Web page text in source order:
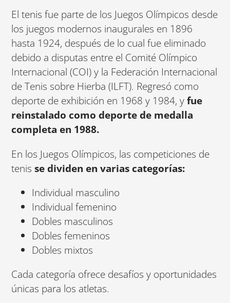
El tenis fue parte de los Juegos Olímpicos desde
los juegos modernos inaugurales en 1896
hasta 1924, después de lo cual fue eliminado
debido a disputas entre el Comité Olímpico
Internacional (COI) y la Federación Internacional
de Tenis sobre Hierba (ILFT). Regresó como
deporte de exhibición en 1968 y 1984, yfue
reinstalado como deporte de medalla
completa en 1988.
En los Juegos Olímpicos, las competiciones de
tenisse dividen en varias categorías:
Individual masculino
Individual femenino
Dobles masculinos
Dobles femeninos
Dobles mixtos
Cada categoría ofrece desafíos y oportunidades
únicas para los atletas.